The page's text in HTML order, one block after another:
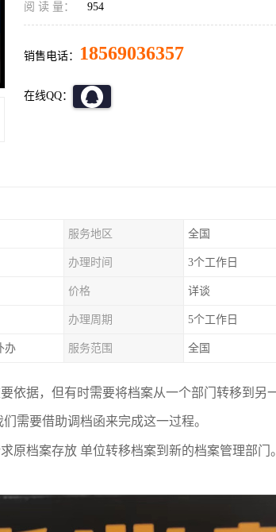
阅 读 量： 954
销售电话： 18569036357
在线QQ：
服务地区 全国
办理时间 3个工作日
价格 详谈
办理周期 5个工作日
办 服务范围 全国
依据，但有时需要将档案从一个部门转移到另
需要借助调档函来完成这一过程。
原档案存放 单位转移档案到新的档案管理部门